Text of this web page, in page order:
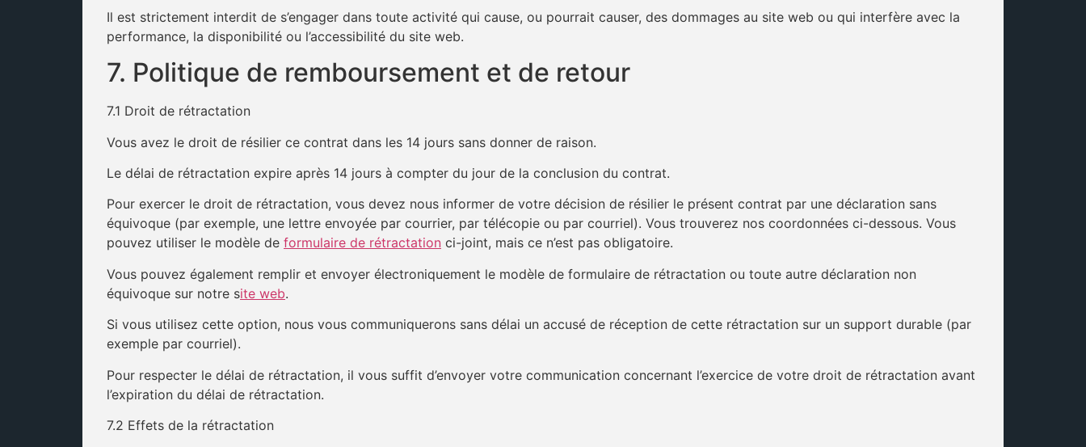
Il est strictement interdit de s’engager dans toute activité qui cause, ou pourrait causer, des dommages au site web ou qui interfère avec la
performance, la disponibilité ou l’accessibilité du site web.
7. Politique de remboursement et de retour
7.1 Droit de rétractation
Vous avez le droit de résilier ce contrat dans les 14 jours sans donner de raison.
Le délai de rétractation expire après 14 jours à compter du jour de la conclusion du contrat.
Pour exercer le droit de rétractation, vous devez nous informer de votre décision de résilier le présent contrat par une déclaration sans
équivoque (par exemple, une lettre envoyée par courrier, par télécopie ou par courriel). Vous trouverez nos coordonnées ci-dessous. Vous
pouvez utiliser le modèle de formulaire de rétractation ci-joint, mais ce n’est pas obligatoire.
Vous pouvez également remplir et envoyer électroniquement le modèle de formulaire de rétractation ou toute autre déclaration non
équivoque sur notre site web.
Si vous utilisez cette option, nous vous communiquerons sans délai un accusé de réception de cette rétractation sur un support durable (par
exemple par courriel).
Pour respecter le délai de rétractation, il vous suffit d’envoyer votre communication concernant l’exercice de votre droit de rétractation avant
l’expiration du délai de rétractation.
7.2 Effets de la rétractation